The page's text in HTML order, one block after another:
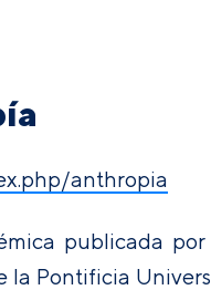
anthropia
publicada
la Pontificia